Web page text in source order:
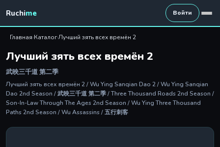
Ruchime Войти
Главная›Каталог›Лучший зять всех времён 2
Лучший зять всех времён 2
武映三千道 第二季
Лучший зять всех времён 2 / Wu Ying Sanqian Dao 2 / Wu Ying Sanqian
Dao 2nd Season / 武映三千道 第二季 / Three Thousand Roads 2nd Season /
Son-In-Law Through The Ages 2nd Season / Wu Ying Three Thousand
Paths 2nd Season / Wu Assassins / 五行刺客